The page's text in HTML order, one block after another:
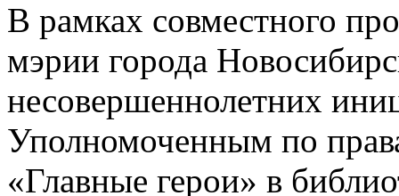
В рамках совместного
мэрии города
несовершеннолетних
Уполномоченным по
«Главные герои» в